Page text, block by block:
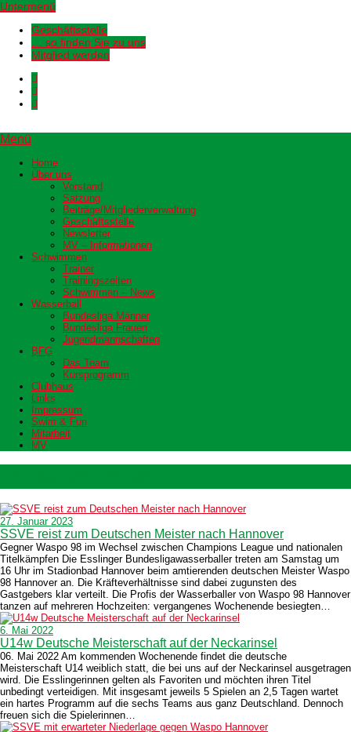
Untermenü
Geschäftsstelle
… so finden Sie zu uns
Mitglied werden
Menü
Home
Über uns
Vorstand
Satzung
Beiträge/Mitgliederverwaltung
Geschäftsstelle
Newsletter
MV – Informationen
Schwimmen
Trainer
Trainingszeiten
Schwimmen – News
Wasserball
Bundesliga Männer
Bundesliga Frauen
Jugendmannschaften
BFG
Das Team
Kursprogramm
Clubhaus
Links
Impressum
Swim & Fun
Mitarbeit
MV
27. Januar 2023
SSVE reist zum Deutschen Meister nach Hannover
Gegner Waspo 98 im Wechsel zwischen Champions League und nationalen
Titelkämpfen Die Esslinger Bundesligawasserballer treten am Samstag um
16 Uhr im Stadionbad Hannover beim amtierenden deutschen Meister Waspo
98 Hannover an. Die Kräfteverhältnisse sind dabei zugunsten des
Gastgebers klar verteilt. Die Profis der Wasserballer von Waspo 98 Hannover
tanzen auf mehreren Hochzeiten: vergangenes Wochenende besiegten…
6. Mai 2022
U14w Deutsche Meisterschaft auf der Neckarinsel
06. Mai 2022 Am kommenden Wochenende findet die deutsche
Meisterschaft U14 weiblich statt, die bei uns auf der Neckarinsel ausgetragen
wird. Die Esslingerinnen gelten als Favoriten und möchten ihren Titel
unbedingt verteidigen. Mit insgesamt jeweils 5 Spielen an 2,5 Tagen wartet
ein hartes Programm auf die sechs Teams aus ganz Deutschland. Dennoch
freuen sich die Spielerinnen…